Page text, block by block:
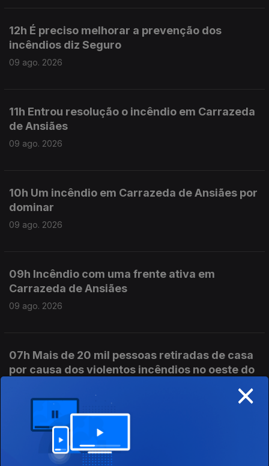
12h É preciso melhorar a prevenção dos
incêndios diz Seguro
09 ago. 2026
11h Entrou resolução o incêndio em Carrazeda
de Ansiães
09 ago. 2026
10h Um incêndio em Carrazeda de Ansiães por
dominar
09 ago. 2026
09h Incêndio com uma frente ativa em
Carrazeda de Ansiães
09 ago. 2026
07h Mais de 20 mil pessoas retiradas de casa
por causa dos violentos incêndios no oeste do
09 ago. 2026
06h FC Porto inicia hoje a defesa do título de
×